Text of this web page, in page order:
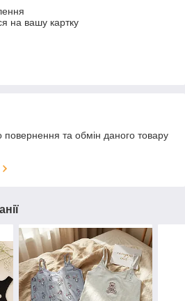
на вашу картку
та обмін даного товару